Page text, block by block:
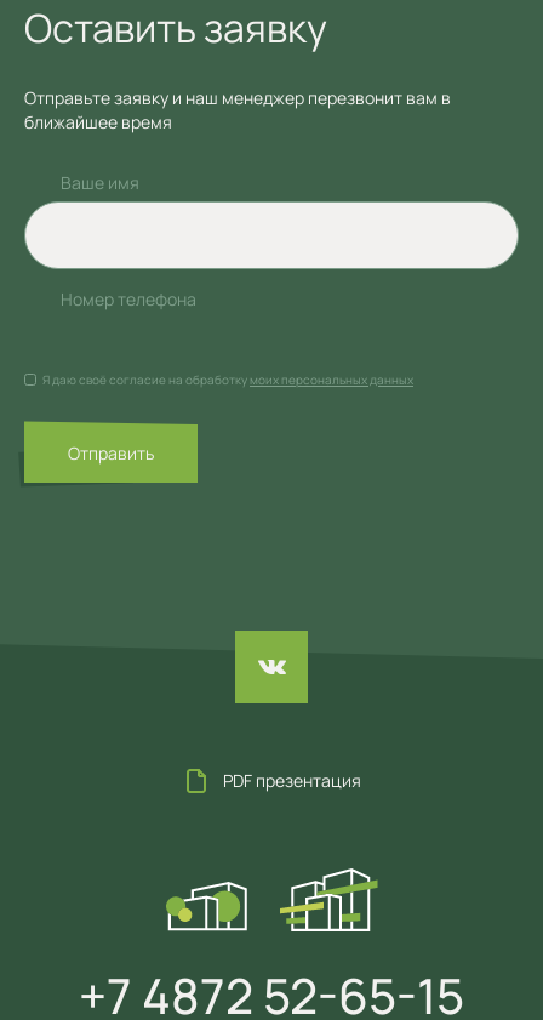
Оставить заявку
Ваше имя
Номер телефона
Отправить
Я даю своё согласие на обработку моих персональных данных
Отправьте заявку и наш менеджер перезвонит вам в
ближайшее время
PDF презентация
+7 4872 52-65-15